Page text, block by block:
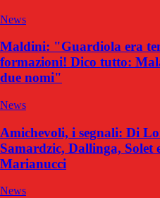
News
Maldini: "Guardiola era
formazioni! Dico tutto:
due nomi"
News
Amichevoli, i segnali: Di
Samardzic, Dallinga, Solet
Marianucci
News